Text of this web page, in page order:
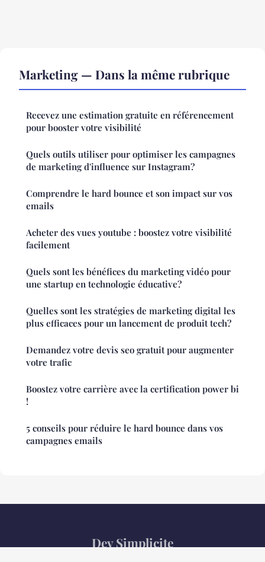
Marketing — Dans la même rubrique
Recevez une estimation gratuite en référencement
pour booster votre visibilité
Quels outils utiliser pour optimiser les campagnes
de marketing d'influence sur Instagram?
Comprendre le hard bounce et son impact sur vos
emails
Acheter des vues youtube : boostez votre visibilité
facilement
Quels sont les bénéfices du marketing vidéo pour
une startup en technologie éducative?
Quelles sont les stratégies de marketing digital les
plus efficaces pour un lancement de produit tech?
Demandez votre devis seo gratuit pour augmenter
votre trafic
Boostez votre carrière avec la certification power bi
!
5 conseils pour réduire le hard bounce dans vos
campagnes emails
Dev Simplicite